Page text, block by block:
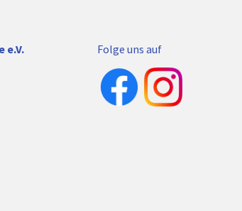
e.V.
Folge uns auf